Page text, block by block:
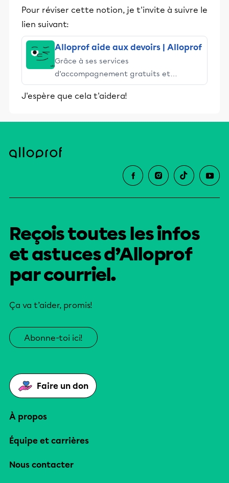
Pour réviser cette notion, je t'invite à suivre le
lien suivant:
Alloprof aide aux devoirs | Alloprof
Grâce à ses services
d’accompagnement gratuits et
stimulants, Alloprof engage les élèves
et leurs parents dans la réussite
J'espère que cela t'aidera!
Reçois toutes les infos
et astuces d’Alloprof
par courriel.
Ça va t’aider, promis!
Abonne-toi ici!
Faire un don
À propos
Équipe et carrières
Nous contacter